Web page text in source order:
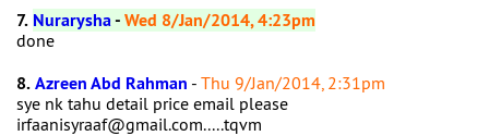
7. Nurarysha-Wed 8/Jan/2014, 4:23pm
done
8.Azreen Abd Rahman - Thu 9/Jan/2014, 2:31pm
sye nk tahu detail price email please
irfaanisyraaf@gmail.com.....tqvm